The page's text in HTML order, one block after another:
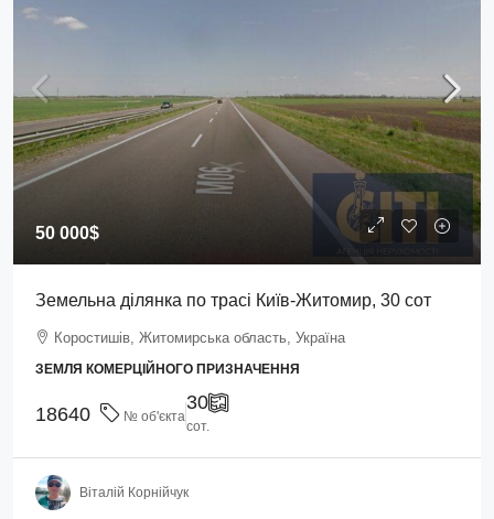
50 000$
Земельна ділянка по трасі Київ-Житомир, 30 сот
Коростишів, Житомирська область, Україна
ЗЕМЛЯ КОМЕРЦІЙНОГО ПРИЗНАЧЕННЯ
18640 № об'єкта
30
сот.
Віталій Корнійчук